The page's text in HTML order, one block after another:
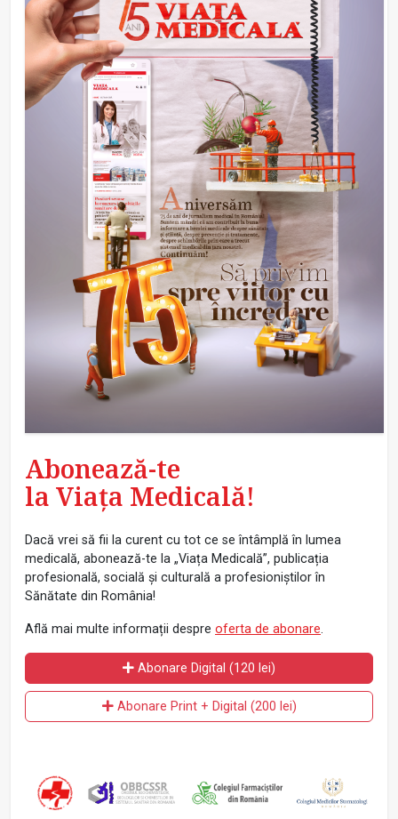
Abonează-te
la Viața Medicală!
Dacă vrei să fii la curent cu tot ce se întâmplă în lumea
medicală, abonează-te la „Viața Medicală”, publicația
profesională, socială și culturală a profesioniștilor în
Sănătate din România!
Află mai multe informații despre oferta de abonare.
Abonare Digital (120 lei)
Abonare Print + Digital (200 lei)